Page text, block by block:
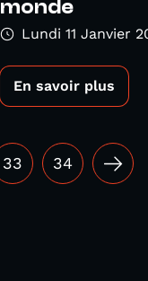
monde
Lundi 11 Janvier
En savoir plus
33 34